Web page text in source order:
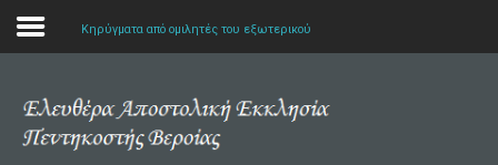
Αρχική
Κηρύγματα από ομιλητές του εξωτερικού